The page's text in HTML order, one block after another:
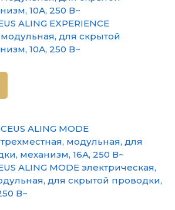
ALING EXPERIENCE
для скрытой
10А, 250 В~
ALING MODE электрическая,
для скрытой проводки,
В~